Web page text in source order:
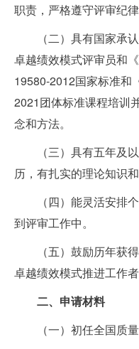
职责，严格遵守评审纪律
（二）具有国家承
卓越绩效模式评审员和
19580-2012国家标准和
2021团体标准课程培训
念和方法。
（三）具有五年及
历，有扎实的理论知识
（四）能灵活安排
到评审工作中。
（五）鼓励历年获
卓越绩效模式推进工作
二、申请材料
（一）初任全国质